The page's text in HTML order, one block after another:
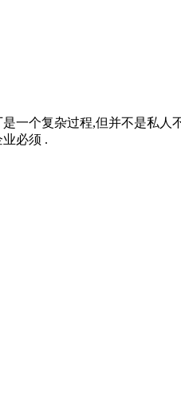
一个复杂过程,但并不是私
必须 .